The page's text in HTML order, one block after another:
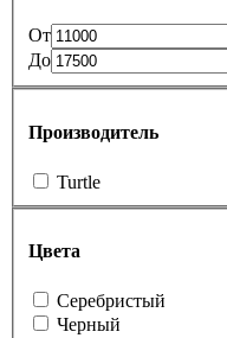
От
До
Производитель
Turtle
Цвета
Серебристый
Черный